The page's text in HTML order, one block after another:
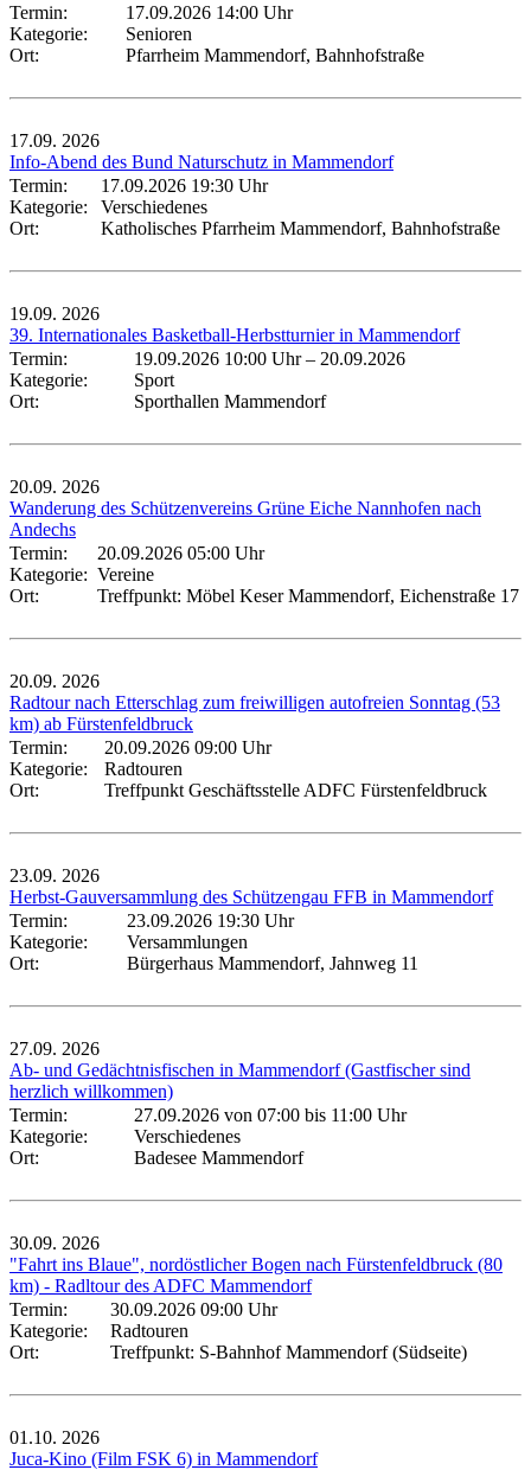
Termin:
17.09.2026 14:00 Uhr
Kategorie:
Senioren
Ort:
Pfarrheim Mammendorf, Bahnhofstraße
17.09. 2026
Info-Abend des Bund Naturschutz in Mammendorf
Termin:
17.09.2026 19:30 Uhr
Kategorie:
Verschiedenes
Ort:
Katholisches Pfarrheim Mammendorf, Bahnhofstraße
19.09. 2026
39. Internationales Basketball-Herbstturnier in Mammendorf
Termin:
19.09.2026 10:00 Uhr– 20.09.2026
Kategorie:
Sport
Ort:
Sporthallen Mammendorf
20.09. 2026
Wanderung des Schützenvereins Grüne Eiche Nannhofen nach
Andechs
Termin:
20.09.2026 05:00 Uhr
Kategorie: Vereine
Ort:
Treffpunkt: Möbel Keser Mammendorf, Eichenstraße 17
20.09. 2026
Radtour nach Etterschlag zum freiwilligen autofreien Sonntag (53
km) ab Fürstenfeldbruck
Termin:
20.09.2026 09:00 Uhr
Kategorie:
Radtouren
Ort:
Treffpunkt Geschäftsstelle ADFC Fürstenfeldbruck
23.09. 2026
Herbst-Gauversammlung des Schützengau FFB in Mammendorf
Termin:
23.09.2026 19:30 Uhr
Kategorie:
Versammlungen
Ort:
Bürgerhaus Mammendorf, Jahnweg 11
27.09. 2026
Ab- und Gedächtnisfischen in Mammendorf (Gastfischer sind
herzlich willkommen)
Termin:
27.09.2026 von 07:00 bis 11:00 Uhr
Kategorie:
Verschiedenes
Ort:
Badesee Mammendorf
30.09. 2026
"Fahrt ins Blaue", nordöstlicher Bogen nach Fürstenfeldbruck (80
km) - Radltour des ADFC Mammendorf
Termin:
30.09.2026 09:00 Uhr
Kategorie:
Radtouren
Ort:
Treffpunkt: S-Bahnhof Mammendorf (Südseite)
01.10. 2026
Juca-Kino (Film FSK 6) in Mammendorf